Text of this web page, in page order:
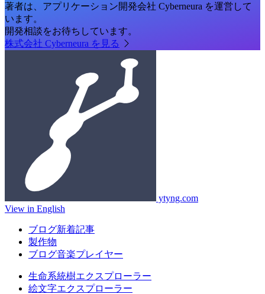
著者は、アプリケーション開発会社 Cyberneura を運営して
います。
開発相談をお待ちしています。
株式会社 Cyberneura を見る
ytyng.com
View in English
ブログ新着記事
製作物
ブログ音楽プレイヤー
生命系統樹エクスプローラー
絵文字エクスプローラー